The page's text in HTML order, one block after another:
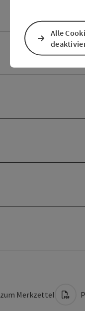
zum Merkzettel
Alle